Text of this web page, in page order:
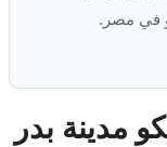
في مصر.
مدينة بدر